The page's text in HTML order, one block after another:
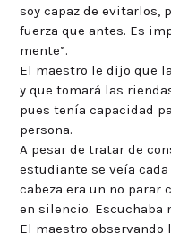
soy capaz de evitarlos,
fuerza que antes. Es
mente”.
El maestro le dijo que
y que tomará las
pues tenía capacidad
persona.
A pesar de tratar de
estudiante se veía
cabeza era un no parar
en silencio. Escuchaba
El maestro